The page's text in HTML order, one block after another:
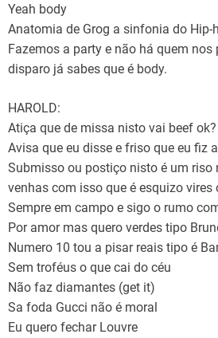
Yeah body
Anatomia de Grog a sinfonia do Hip-
Fazemos a party e não há quem nos
disparo já sabes que é body.
HAROLD:
Atiça que de missa nisto vai beef ok?
Avisa que eu disse e friso que eu fiz
Submisso ou postiço nisto é um riso
venhas com isso que é esquizo vires
Sempre em campo e sigo o rumo
Por amor mas quero verdes tipo
Numero 10 tou a pisar reais tipo é
Sem troféus o que cai do céu
Não faz diamantes (get it)
Sa foda Gucci não é moral
Eu quero fechar Louvre